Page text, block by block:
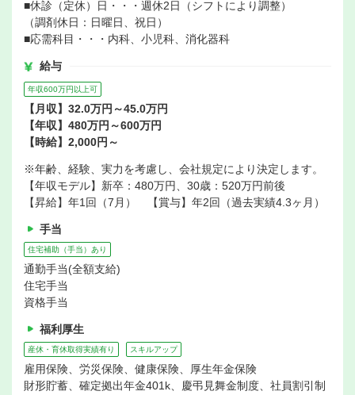
■休診（定休）日・・・週休2日（シフトにより調整）
（調剤休日：日曜日、祝日）
■応需科目・・・内科、小児科、消化器科
給与
年収600万円以上可
【月収】32.0万円～45.0万円
【年収】480万円～600万円
【時給】2,000円～
※年齢、経験、実力を考慮し、会社規定により決定します。
【年収モデル】新卒：480万円、30歳：520万円前後
【昇給】年1回（7月） 【賞与】年2回（過去実績4.3ヶ月）
手当
住宅補助（手当）あり
通勤手当(全額支給)
住宅手当
資格手当
福利厚生
産休・育休取得実績有り スキルアップ
雇用保険、労災保険、健康保険、厚生年金保険
財形貯蓄、確定拠出年金401k、慶弔見舞金制度、社員割引制